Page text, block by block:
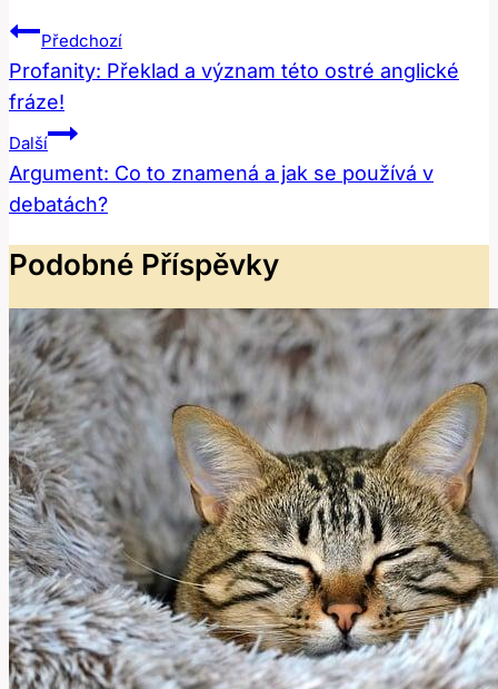
Navigace
Pro
Příspěvek
Předchozí
Profanity: Překlad a význam této ostré anglické
fráze!
Další
Argument: Co to znamená a jak se používá v
debatách?
Podobné Příspěvky